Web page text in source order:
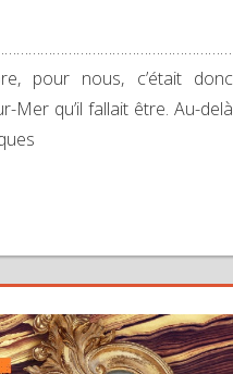
pour nous, c’était donc
Mer qu’il fallait être. Au-delà